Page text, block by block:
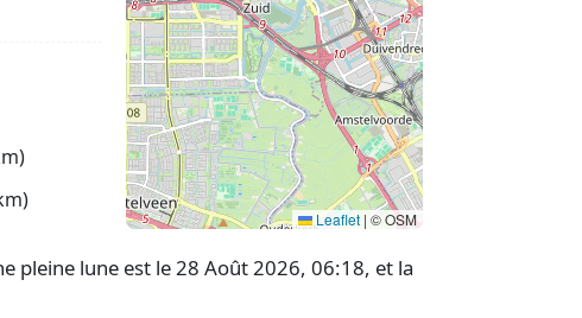
Leaflet | © OSM
pleine lune est le 28 Août 2026, 06:18, et la